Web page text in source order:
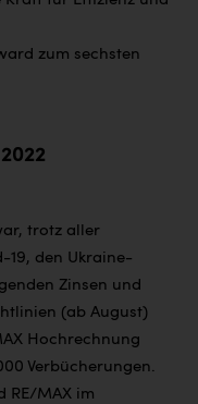
zum sechsten
trotz aller
19, den Ukraine-
Zinsen und
(ab August)
Hochrechnung
Verbücherungen.
RE/MAX im